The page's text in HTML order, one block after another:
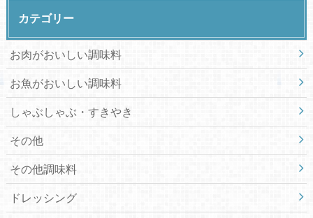
カテゴリー
お肉がおいしい調味料
お魚がおいしい調味料
しゃぶしゃぶ・すきやき
その他
その他調味料
ドレッシング